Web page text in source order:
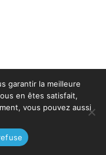
garantir la meilleure
en êtes satisfait,
vous pouvez aussi